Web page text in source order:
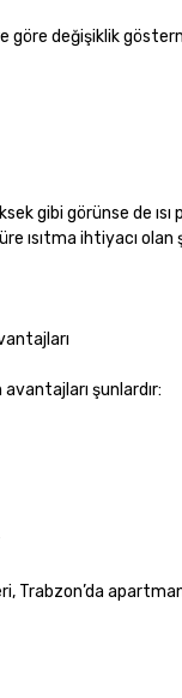
göre değişiklik
gibi görünse de
ısıtma ihtiyacı olan
avantajları şunlardır:
Trabzon’da